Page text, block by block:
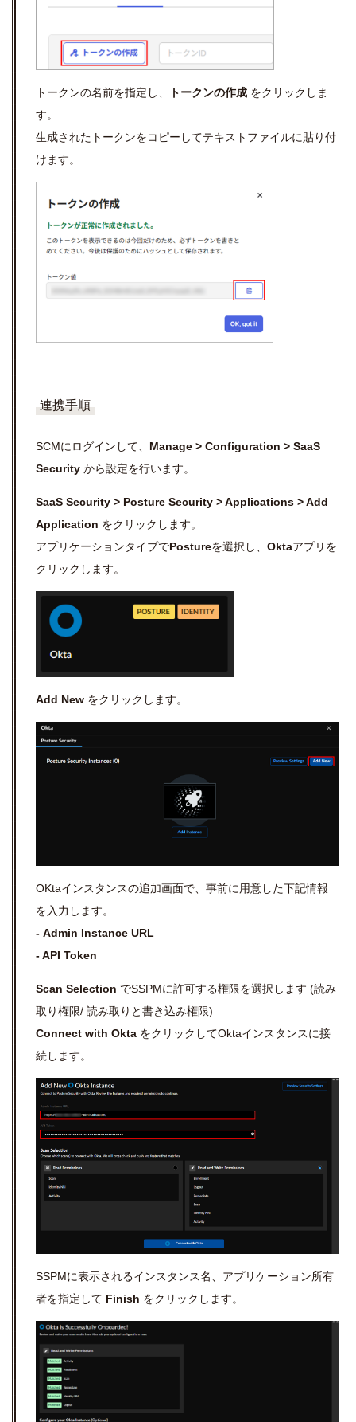
トークンの名前を指定し、 トークンの作成 をクリックしま
す。
生成されたトークンをコピーしてテキストファイルに貼り付
けます。
連携手順
SCMにログインして、 Manage > Configuration > SaaS
Security から設定を行います。
SaaS Security > Posture Security > Applications > Add
Application をクリックします。
アプリケーションタイプでPostureを選択し、 Oktaアプリを
クリックします。
Add New をクリックします。
OKtaインスタンスの追加画面で、事前に用意した下記情報
を入力します。
- Admin Instance URL
- API Token
Scan Selection でSSPMに許可する権限を選択します (読み
取り権限/ 読み取りと書き込み権限)
Connect with Okta をクリックしてOktaインスタンスに接
続します。
SSPMに表示されるインスタンス名、アプリケーション所有
者を指定して Finish をクリックします。